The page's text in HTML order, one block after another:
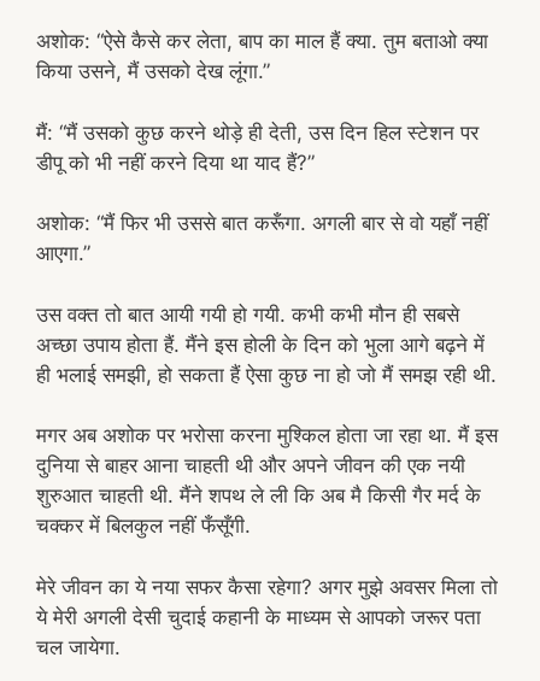
अशोक: “ऐसे कैसे कर लेता, बाप का माल हैं क्या. तुम बताओ क्या
किया उसने, मैं उसको देख लूंगा.”
मैं: “मैं उसको कुछ करने थोड़े ही देती, उस दिन हिल स्टेशन पर
डीपू को भी नहीं करने दिया था याद हैं?”
अशोक: “मैं फिर भी उससे बात करूँगा. अगली बार से वो यहाँ नहीं
आएगा.”
उस वक्त तो बात आयी गयी हो गयी. कभी कभी मौन ही सबसे
अच्छा उपाय होता हैं. मैंने इस होली के दिन को भुला आगे बढ़ने में
ही भलाई समझी, हो सकता हैं ऐसा कुछ ना हो जो मैं समझ रही थी.
मगर अब अशोक पर भरोसा करना मुश्किल होता जा रहा था. मैं इस
दुनिया से बाहर आना चाहती थी और अपने जीवन की एक नयी
शुरुआत चाहती थी. मैंने शपथ ले ली कि अब मै किसी गैर मर्द के
चक्कर में बिलकुल नहीं फँसूँगी.
मेरे जीवन का ये नया सफर कैसा रहेगा? अगर मुझे अवसर मिला तो
ये मेरी अगली देसी चुदाई कहानी के माध्यम से आपको जरूर पता
चल जायेगा.